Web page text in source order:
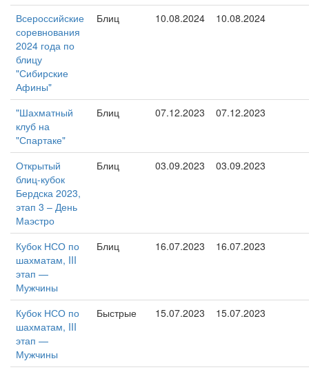
Всероссийские
соревнования
2024 года по
блицу
"Сибирские
Афины"
Блиц 10.08.2024 10.08.2024
"Шахматный
клуб на
"Спартаке"
Блиц 07.12.2023 07.12.2023
Открытый
блиц-кубок
Бердска 2023,
этап 3 – День
Маэстро
Блиц 03.09.2023 03.09.2023
Кубок НСО по
шахматам, III
этап —
Мужчины
Блиц 16.07.2023 16.07.2023
Кубок НСО по
шахматам, III
этап —
Мужчины
Быстрые 15.07.2023 15.07.2023